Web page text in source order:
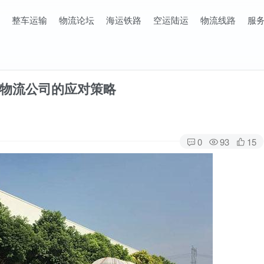
整车运输 物流论坛 海运铁路 空运陆运 物流线路 服
流公司的应对策略
0 93 15